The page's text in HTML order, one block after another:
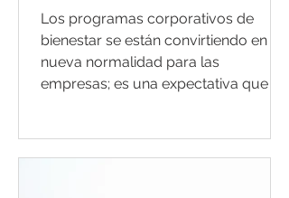
Los programas corporativos de
bienestar se están convirtiendo en la
nueva normalidad para las
empresas; es una expectativa que las